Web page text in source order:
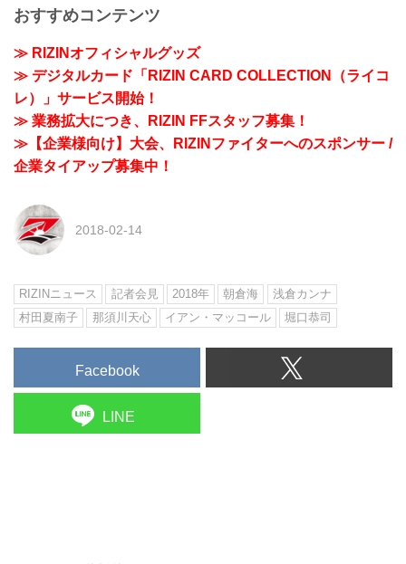
おすすめコンテンツ
≫ RIZINオフィシャルグッズ
≫ デジタルカード「RIZIN CARD COLLECTION（ライコ
レ）」サービス開始！
≫ 業務拡大につき、RIZIN FFスタッフ募集！
≫【企業様向け】大会、RIZINファイターへのスポンサー /
企業タイアップ募集中！
2018-02-14
RIZINニュース 記者会見 2018年 朝倉海
浅倉カンナ
村田夏南子
那須川天心 イアン・マッコール 堀口恭司
Facebook
LINE